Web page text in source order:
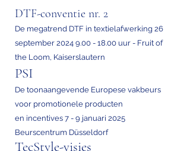
DTF-conventie nr. 2
De megatrend DTF in textielafwerking 26
september 2024 9.00 - 18.00 uur - Fruit of
the Loom, Kaiserslautern
PSI
De toonaangevende Europese vakbeurs
voor promotionele producten
en incentives 7 - 9 januari 2025
Beurscentrum Düsseldorf
TecStyle-visies